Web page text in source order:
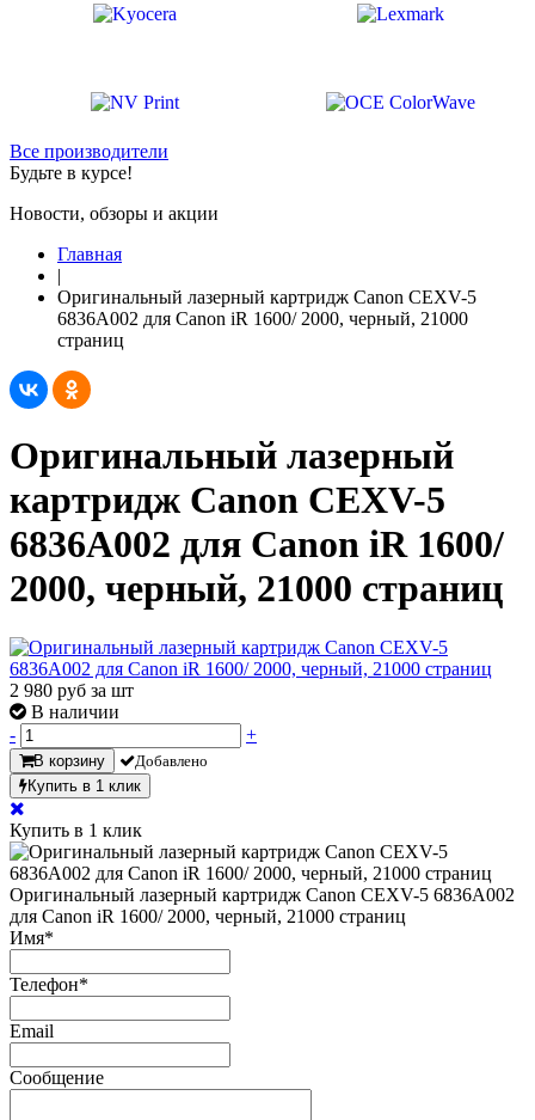
Все производители
Будьте в курсе!
Новости, обзоры и акции
Главная
|
Оригинальный лазерный картридж Canon CEXV-5
6836A002 для Canon iR 1600/ 2000, черный, 21000
страниц
Оригинальный лазерный
картридж Canon CEXV-5
6836A002 для Canon iR 1600/
2000, черный, 21000 страниц
2 980 руб за шт
В наличии
-
+
В корзину
Добавлено
Купить в 1 клик
Купить в 1 клик
Оригинальный лазерный картридж Canon CEXV-5 6836A002
для Canon iR 1600/ 2000, черный, 21000 страниц
Имя*
Телефон*
Email
Сообщение